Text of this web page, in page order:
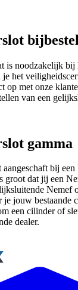
is noodzakelijk bij
je het
op met onze
van een
gamma
bij
groot dat jij een
je jouw bestaande
een cilinder of
dealer.